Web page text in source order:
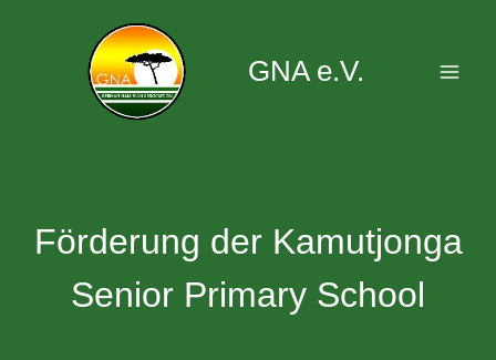
GNA e.V.
Förderung der Kamutjonga
Senior Primary School